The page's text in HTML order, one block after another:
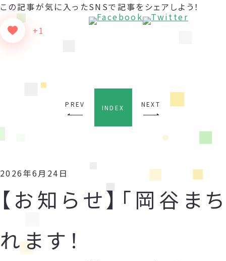
この記事が気に入った
+1
SNSで記事をシェアしよう！
PREV INDEX NEXT
2026年6月24日
【お知らせ】「岡谷
れます！